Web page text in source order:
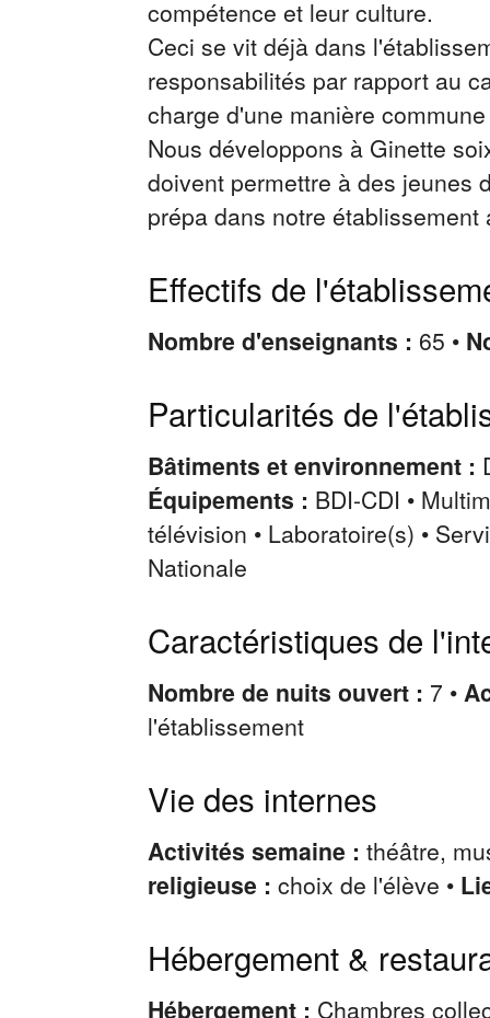
compétence et leur culture.
Ceci se vit déjà dans
responsabilités par rapport au
charge d'une manière
Nous développons à Ginette
doivent permettre à des jeunes
prépa dans notre
Effectifs de
Nombre d'enseignants : 65 •
Particularités de
Bâtiments et environnement :
Équipements : BDI-CDI •
télévision • Laboratoire(s) •
Nationale
Caractéristiques de
Nombre de nuits ouvert : 7 •
l'établissement
Vie des internes
Activités semaine : théâtre,
religieuse : choix de l'élève •
Hébergement &
Hébergement : Chambres